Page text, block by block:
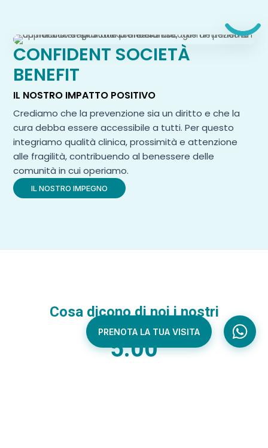
CONFIDENT SOCIETÀ
BENEFIT
IL NOSTRO IMPATTO POSITIVO
Crediamo che la prevenzione sia un diritto e che la
cura debba essere accessibile a tutti. Per questo
integriamo qualità clinica, prossimità e attenzione
alle fragilità, contribuendo al benessere delle
comunità in cui operiamo.
IL NOSTRO IMPEGNO
PRENOTA LA TUA VISITA